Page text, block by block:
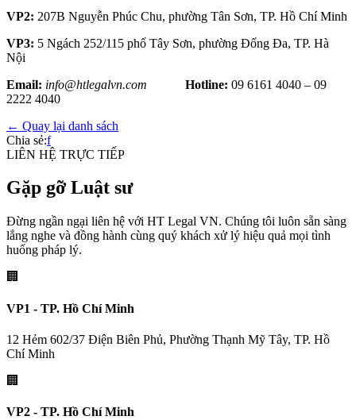
VP2: 207B Nguyễn Phúc Chu, phường Tân Sơn, TP. Hồ Chí Minh
VP3: 5 Ngách 252/115 phố Tây Sơn, phường Đống Đa, TP. Hà
Nội
Email: info@htlegalvn.com Hotline: 09 6161 4040 – 09
2222 4040
← Quay lại danh sách
Chia sẻ:f
LIÊN HỆ TRỰC TIẾP
Gặp gỡ Luật sư
Đừng ngần ngại liên hệ với HT Legal VN. Chúng tôi luôn sẵn sàng
lắng nghe và đồng hành cùng quý khách xử lý hiệu quả mọi tình
huống pháp lý.
🏢
VP1 - TP. Hồ Chí Minh
12 Hẻm 602/37 Điện Biên Phủ, Phường Thạnh Mỹ Tây, TP. Hồ
Chí Minh
🏢
VP2 - TP. Hồ Chí Minh